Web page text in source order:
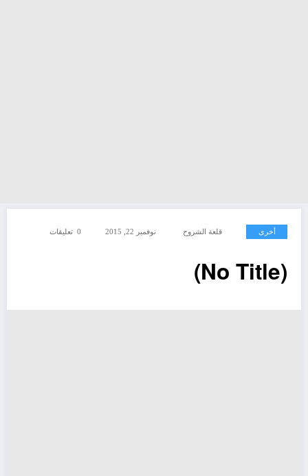
أخرى قلعة الشروح نوفمبر 22, 2015 0 تعليقات
(No Title)